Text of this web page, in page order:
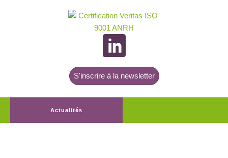
S'inscrire à la newsletter
Actualités